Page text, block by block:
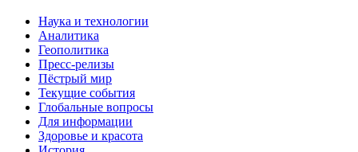
Наука и технологии
Аналитика
Геополитика
Пресс-релизы
Пёстрый мир
Текущие события
Глобальные вопросы
Для информации
Здоровье и красота